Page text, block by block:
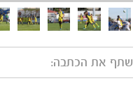
שתף את הכתבה: